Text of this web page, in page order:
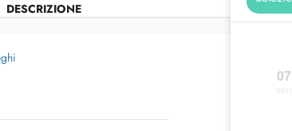
DESCRIZIONE
07